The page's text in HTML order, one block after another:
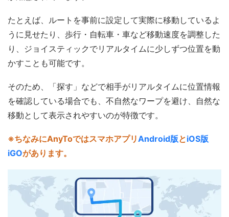
たとえば、ルートを事前に設定して実際に移動しているよ
うに見せたり、歩行・自転車・車など移動速度を調整した
り、ジョイスティックでリアルタイムに少しずつ位置を動
かすことも可能です。
そのため、「探す」などで相手がリアルタイムに位置情報
を確認している場合でも、不自然なワープを避け、自然な
移動として表示されやすいのが特徴です。
※ちなみにAnyToではスマホアプリAndroid版とiOS版
iGOがあります。